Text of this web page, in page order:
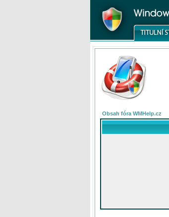
Obsah fóra WMHelp.cz